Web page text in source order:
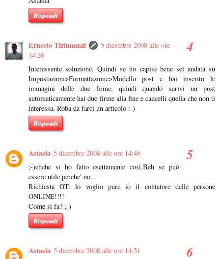
Rispondi
Ernesto Tirinnanzi
5 dicembre 2008 alle ore
14:26
Interessante soluzione. Quindi se ho capito bene sei andata su
Impostazioni>Formattazione>Modello post e hai inserito le
immagini delle due firme, quindi quando scrivi un post
automaticamente hai due firme alla fine e cancelli quella che non ti
interessa. Roba da farci un articolo :-)
Rispondi
Astasia 5 dicembre 2008 alle ore 14:46
;-)ehehe si ho fatto esattamente così.Beh se può
essere utile perche' no...
Richiesta OT: lo voglio pure io il contatore delle persone
ONLINE!!!!
Come si fa? ;-)
Rispondi
Astasia 5 dicembre 2008 alle ore 14:51